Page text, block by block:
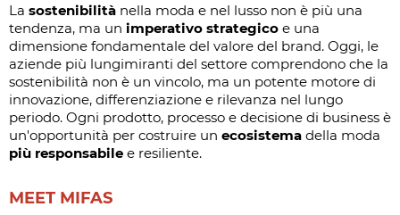
La sostenibilità nella moda e nel lusso non è più una
tendenza, ma un imperativo strategico e una
dimensione fondamentale del valore del brand. Oggi, le
aziende più lungimiranti del settore comprendono che la
sostenibilità non è un vincolo, ma un potente motore di
innovazione, differenziazione e rilevanza nel lungo
periodo. Ogni prodotto, processo e decisione di business è
un'opportunità per costruire un ecosistema della moda
più responsabile e resiliente.
MEET MIFAS